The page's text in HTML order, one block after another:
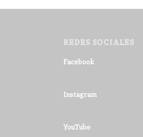
REDES SOCIALES
Facebook
Instagram
YouTube